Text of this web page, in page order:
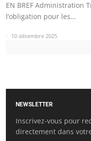
EN BREF Administration
l’obligation pour les…
10 décembre 2025
NEWSLETTER
Inscrivez-vous pour
directement dans